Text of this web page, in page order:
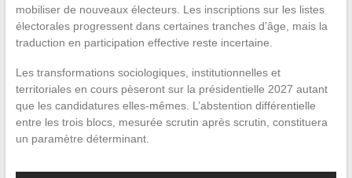
mobiliser de nouveaux électeurs. Les inscriptions sur les listes
électorales progressent dans certaines tranches d’âge, mais la
traduction en participation effective reste incertaine.
Les transformations sociologiques, institutionnelles et
territoriales en cours pèseront sur la présidentielle 2027 autant
que les candidatures elles-mêmes. L’abstention différentielle
entre les trois blocs, mesurée scrutin après scrutin, constituera
un paramètre déterminant.